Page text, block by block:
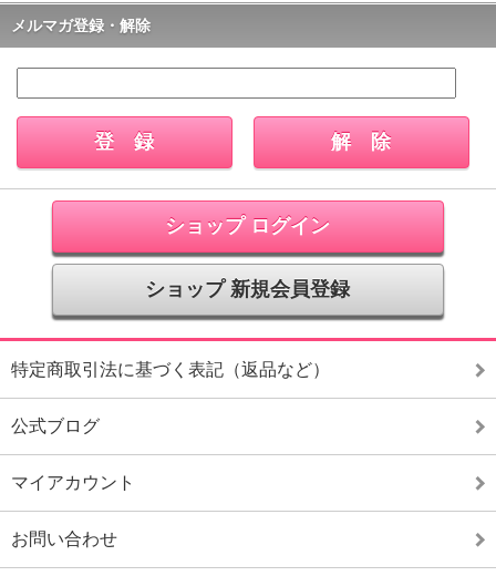
メルマガ登録・解除
ショップ ログイン
ショップ 新規会員登録
特定商取引法に基づく表記（返品など）
公式ブログ
マイアカウント
お問い合わせ